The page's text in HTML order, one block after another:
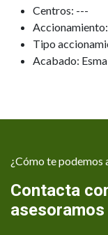
Centros: ---
Tipo
Acabado:
¿Cómo te podemos
Contacta
asesoramos